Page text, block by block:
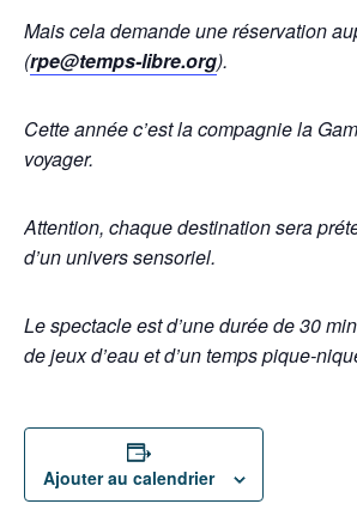
Mais cela demande une réservation
(rpe@temps-libre.org).
Cette année c’est la compagnie la
voyager.
Attention, chaque destination sera
d’un univers sensoriel.
Le spectacle est d’une durée de 30
de jeux d’eau et d’un temps pique-
Ajouter au calendrier